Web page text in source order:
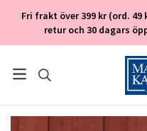
Fri frakt över 399 kr (ord. 49
retur och 30 dagars